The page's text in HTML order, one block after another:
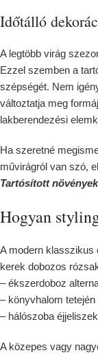
Időtálló
A legtöbb virág
Ezzel szemben a
szépségét. Nem
változtatja meg
lakberendezési
Ha szeretné
művirágról van szó,
Tartósított
Hogyan
A modern klasszikus
kerek dobozos
– ékszerdoboz
– könyvhalom tetején
– hálószoba
A közepes vagy